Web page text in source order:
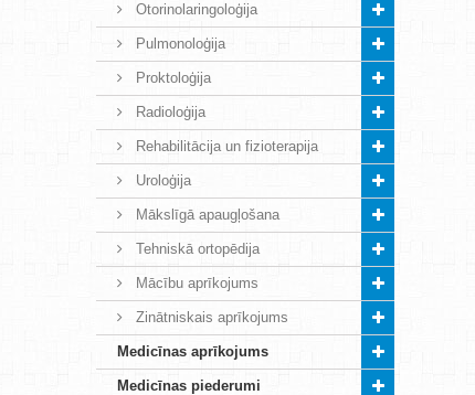
Otorinolaringoloģija
Pulmonoloģija
Proktoloģija
Radioloģija
Rehabilitācija un fizioterapija
Uroloģija
Mākslīgā apaugļošana
Tehniskā ortopēdija
Mācību aprīkojums
Zinātniskais aprīkojums
Medicīnas aprīkojums
Medicīnas piederumi